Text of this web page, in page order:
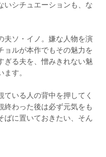
いシチュエーションも、な
夫ソ・イノ。嫌な人物を演
ョルが本作でもその魅力を
ぎる夫を、憎みきれない魅
す。
いる人の背中を押してく
終わった後は必ず元気をも
ばに置いておきたい、そん